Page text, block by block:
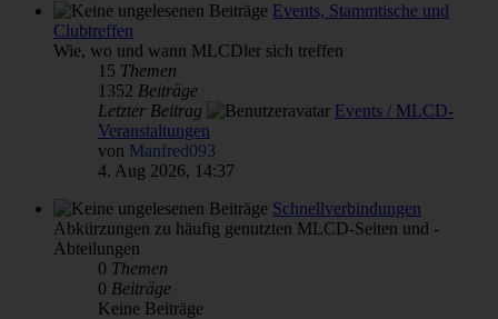
Events, Stammtische und
Clubtreffen
Wie, wo und wann MLCDler sich treffen
15 Themen
1352 Beiträge
Letzter Beitrag
Events / MLCD-
Veranstaltungen
von Manfred093
4. Aug 2026, 14:37
Schnellverbindungen
Abkürzungen zu häufig genutzten MLCD-Seiten und -
Abteilungen
0 Themen
0 Beiträge
Keine Beiträge